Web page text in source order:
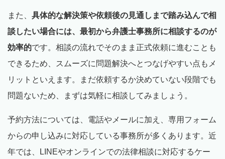
また、 具体的な解決策や依頼後の見通しまで踏み込んで相
談したい場合には、最初から弁護士事務所に相談するのが
効率的です。相談の流れでそのまま正式依頼に進むことも
できるため、スムーズに問題解決へとつなげやすい点もメ
リットといえます。まだ依頼するか決めていない段階でも
問題ないため、まずは気軽に相談してみましょう。
予約方法については、電話やメールに加え、専用フォーム
からの申し込みに対応している事務所が多くあります。近
年では、LINEやオンラインでの法律相談に対応するケー